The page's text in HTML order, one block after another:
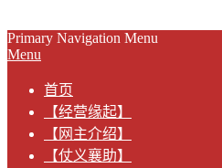
Primary Navigation Menu
Menu
首页
【经营缘起】
【网主介绍】
【仗义襄助】